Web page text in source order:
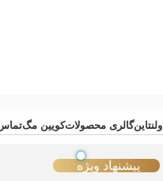
ولنتاینگالری محصولاتکویین مگ
پیشنهاد ویژه